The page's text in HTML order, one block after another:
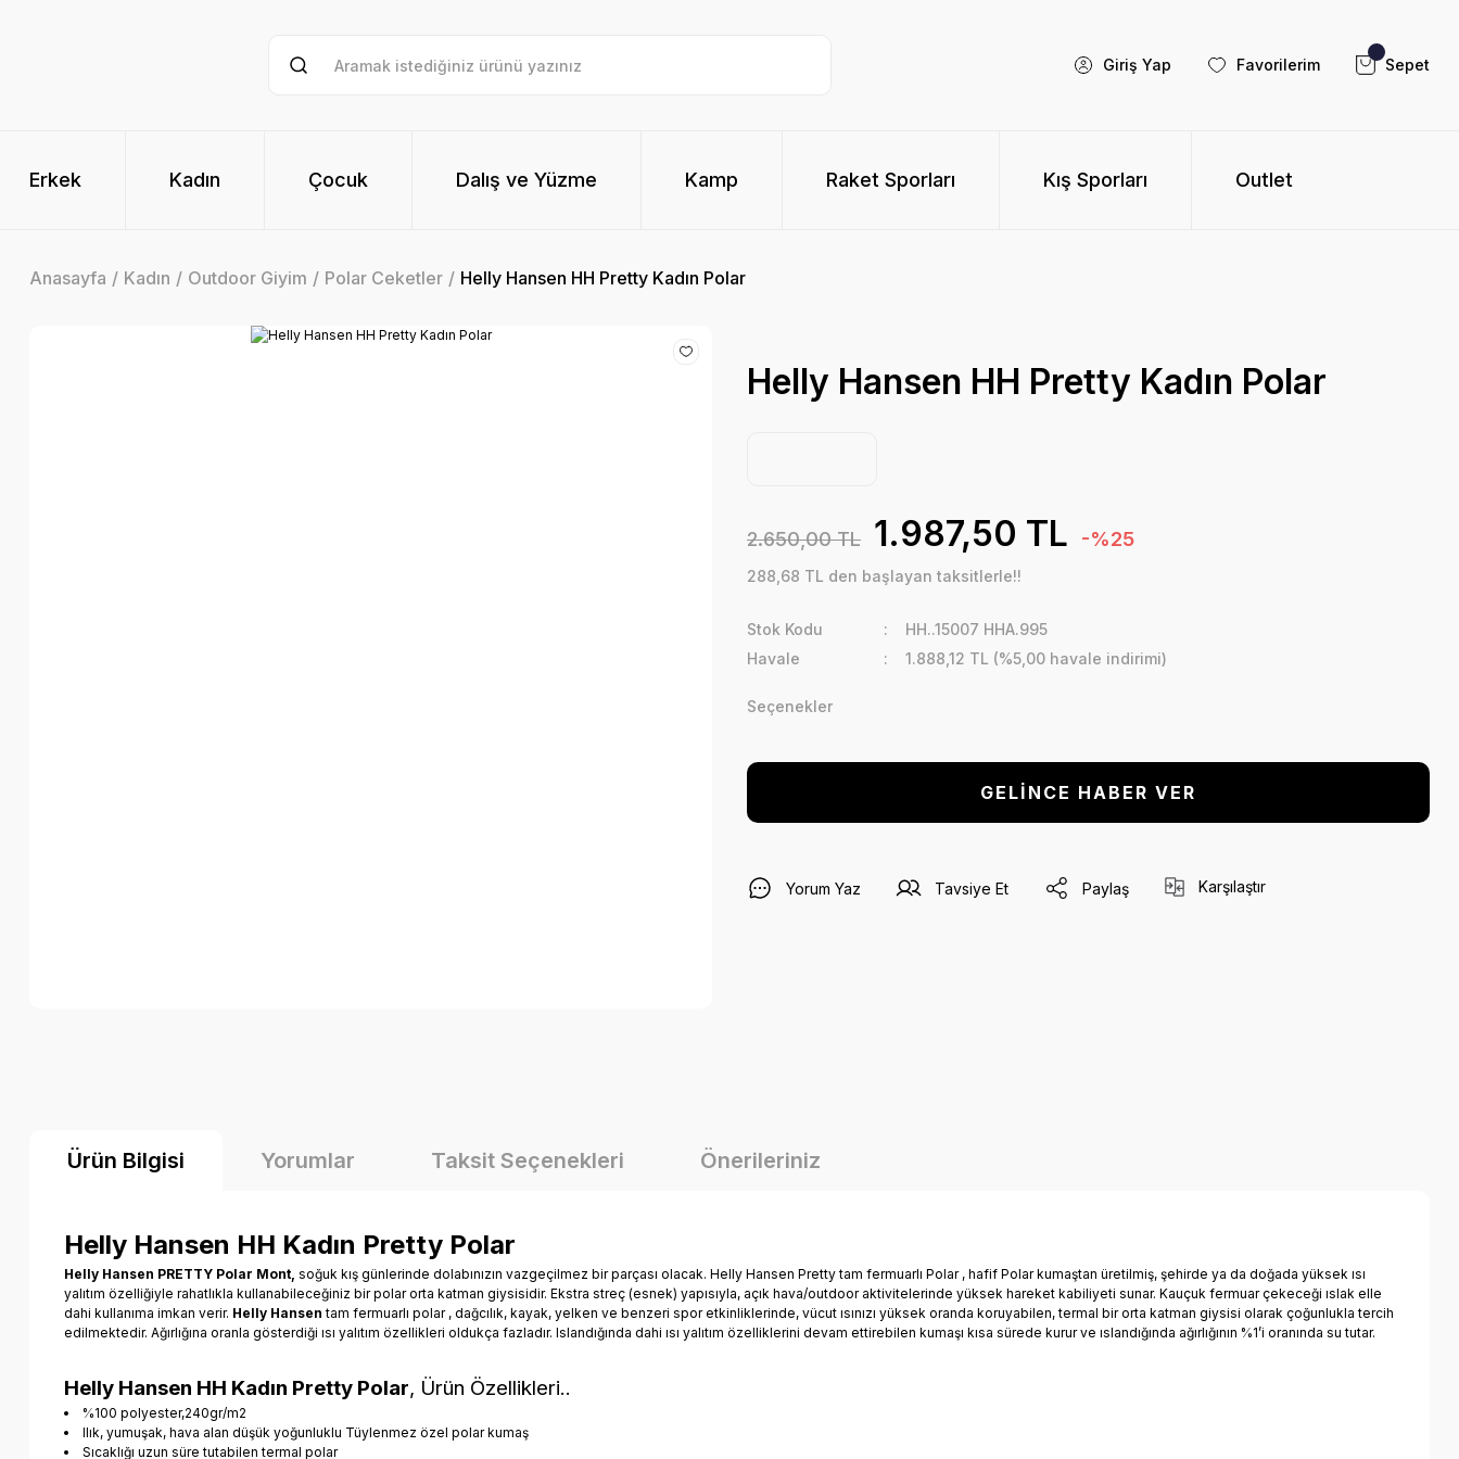
Giriş Yap Favorilerim Sepet
Erkek Kadın Çocuk Dalış ve Yüzme Kamp Raket Sporları Kış Sporları Outlet
Anasayfa Kadın Outdoor Giyim Polar Ceketler Helly Hansen HH Pretty Kadın Polar
Helly Hansen HH Pretty Kadın Polar
2.650,00 TL 1.987,50 TL -%25
288,68 TL den başlayan taksitlerle!!
Stok Kodu
HH..15007 HHA.995
Havale
1.888,12 TL (%5,00 havale indirimi)
Seçenekler
GELİNCE HABER VER
Yorum Yaz Tavsiye Et Paylaş Karşılaştır
Ürün Bilgisi Yorumlar Taksit Seçenekleri Önerileriniz
Helly Hansen HH Kadın Pretty Polar
Helly Hansen PRETTY Polar Mont, soğuk kış günlerinde dolabınızın vazgeçilmez bir parçası olacak. Helly Hansen Pretty tam fermuarlı Polar , hafif Polar kumaştan üretilmiş, şehirde ya da doğada yüksek ısı
yalıtım özelliğiyle rahatlıkla kullanabileceğiniz bir polar orta katman giysisidir. Ekstra streç (esnek) yapısıyla, açık hava/outdoor aktivitelerinde yüksek hareket kabiliyeti sunar. Kauçuk fermuar çekeceği ıslak elle
dahi kullanıma imkan verir. Helly Hansen tam fermuarlı polar , dağcılık, kayak, yelken ve benzeri spor etkinliklerinde, vücut ısınızı yüksek oranda koruyabilen, termal bir orta katman giysisi olarak çoğunlukla tercih
edilmektedir. Ağırlığına oranla gösterdiği ısı yalıtım özellikleri oldukça fazladır. Islandığında dahi ısı yalıtım özelliklerini devam ettirebilen kumaşı kısa sürede kurur ve ıslandığında ağırlığının %1’i oranında su tutar.
Helly Hansen HH Kadın Pretty Polar, Ürün Özellikleri..
%100 polyester,240gr/m2
Ilık, yumuşak, hava alan düşük yoğunluklu Tüylenmez özel polar kumaş
Sıcaklığı uzun süre tutabilen termal polar